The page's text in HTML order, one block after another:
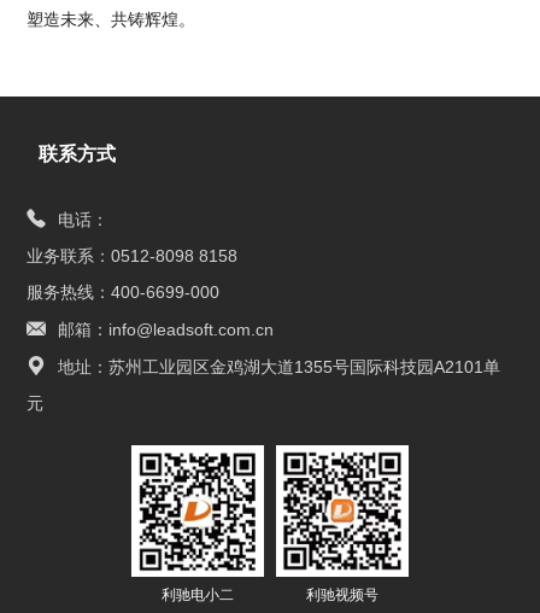
塑造未来、共铸辉煌。
联系方式
电话：
业务联系：0512-8098 8158
服务热线：400-6699-000
邮箱：info@leadsoft.com.cn
地址：苏州工业园区金鸡湖大道1355号国际科技园A2101单
元
利驰电小二 利驰视频号